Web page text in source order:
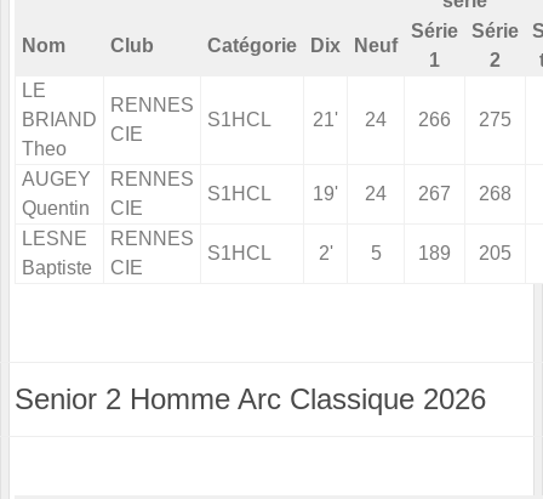
Nom Club Catégorie Dix Neuf
Série
1
Série
2
LE
BRIAND
Theo
RENNES
CIE
S1HCL 21' 24 266 275
AUGEY
Quentin
RENNES
CIE
S1HCL 19' 24 267 268
LESNE
Baptiste
RENNES
CIE
S1HCL 2' 5 189 205
Senior 2 Homme Arc Classique 2026